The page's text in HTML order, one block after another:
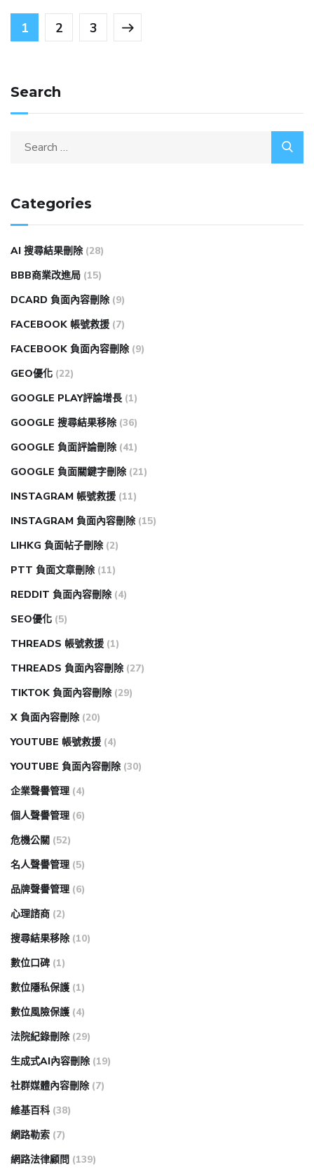
1 2 3
Search
Categories
AI 搜尋結果刪除 (28)
BBB商業改進局 (15)
DCARD 負面內容刪除 (9)
FACEBOOK 帳號救援 (7)
FACEBOOK 負面內容刪除 (9)
GEO優化 (22)
GOOGLE PLAY評論增長 (1)
GOOGLE 搜尋結果移除 (36)
GOOGLE 負面評論刪除 (41)
GOOGLE 負面關鍵字刪除 (21)
INSTAGRAM 帳號救援 (11)
INSTAGRAM 負面內容刪除 (15)
LIHKG 負面帖子刪除 (2)
PTT 負面文章刪除 (11)
REDDIT 負面內容刪除 (4)
SEO優化 (5)
THREADS 帳號救援 (1)
THREADS 負面內容刪除 (27)
TIKTOK 負面內容刪除 (29)
X 負面內容刪除 (20)
YOUTUBE 帳號救援 (4)
YOUTUBE 負面內容刪除 (30)
企業聲譽管理 (4)
個人聲譽管理 (6)
危機公關 (52)
名人聲譽管理 (5)
品牌聲譽管理 (6)
心理諮商 (2)
搜尋結果移除 (10)
數位口碑 (1)
數位隱私保護 (1)
數位風險保護 (4)
法院紀錄刪除 (29)
生成式AI內容刪除 (19)
社群媒體內容刪除 (7)
維基百科 (38)
網路勒索 (7)
網路法律顧問 (139)